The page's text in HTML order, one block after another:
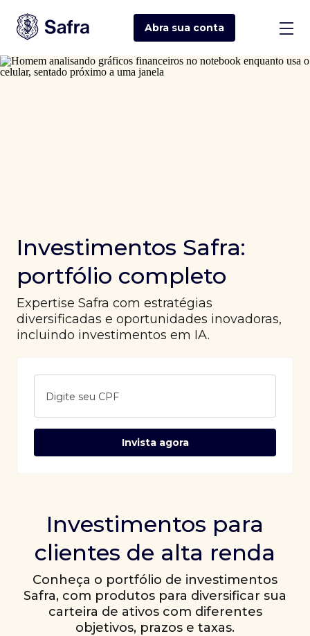
Abra sua conta
Investimentos Safra:
portfólio completo
Expertise Safra com estratégias
diversificadas e oportunidades inovadoras,
incluindo investimentos em IA.
Digite seu CPF
Invista agora
Investimentos para
clientes de alta renda
Conheça o portfólio de investimentos
Safra, com produtos para diversificar sua
carteira de ativos com diferentes
objetivos, prazos e taxas.